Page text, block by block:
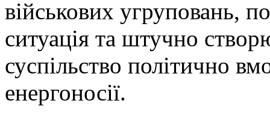
військових угруповань,
ситуація та штучно
суспільство політично
енергоносії.